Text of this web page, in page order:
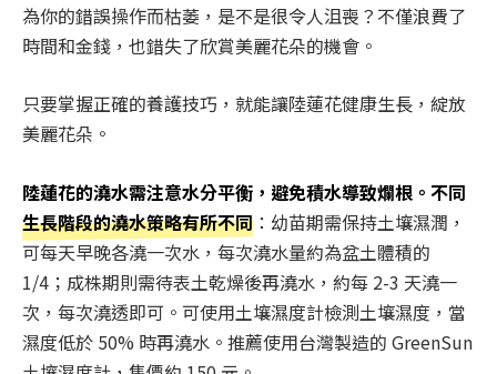
為你的錯誤操作而枯萎，是不是很令人沮喪？不僅浪費了
時間和金錢，也錯失了欣賞美麗花朵的機會。
只要掌握正確的養護技巧，就能讓陸蓮花健康生長，綻放
美麗花朵。
陸蓮花的澆水需注意水分平衡，避免積水導致爛根。不同
生長階段的澆水策略有所不同 ：幼苗期需保持土壤濕潤，
可每天早晚各澆一次水，每次澆水量約為盆土體積的
1/4；成株期則需待表土乾燥後再澆水，約每 2-3 天澆一
次，每次澆透即可。可使用土壤濕度計檢測土壤濕度，當
濕度低於 50% 時再澆水。推薦使用台灣製造的 GreenSun